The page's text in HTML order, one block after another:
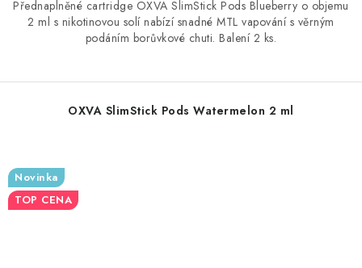
Přednaplněné cartridge OXVA SlimStick Pods Blueberry o objemu
2 ml s nikotinovou solí nabízí snadné MTL vapování s věrným
podáním borůvkové chuti. Balení 2 ks.
OXVA SlimStick Pods Watermelon 2 ml
Novinka
TOP CENA